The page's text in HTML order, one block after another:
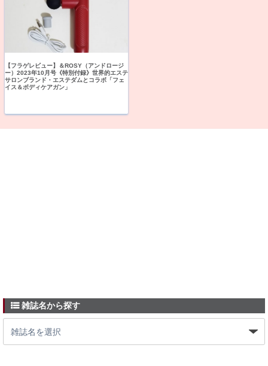
【フラゲレビュー】＆ROSY（アンドロージ
ー）2023年10月号《特別付録》世界的エステ
サロンブランド・エステダムとコラボ「フェ
イス＆ボディケアガン」
雑誌名から探す